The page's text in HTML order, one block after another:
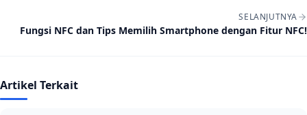
SELANJUTNYA
Fungsi NFC dan Tips Memilih Smartphone dengan Fitur NFC!
Artikel Terkait